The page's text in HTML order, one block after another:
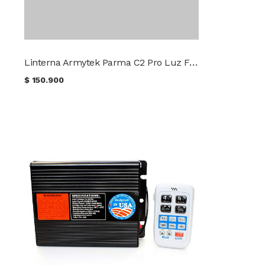
Linterna Armytek Parma C2 Pro Luz Fría
$150.900